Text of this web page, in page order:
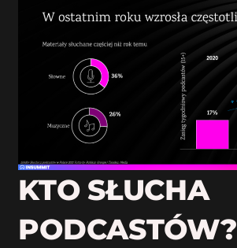
KTO SŁUCHA
PODCASTÓW?